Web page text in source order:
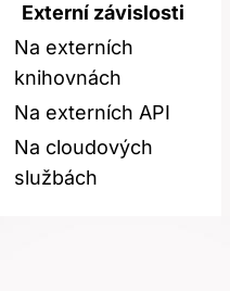
Externí závislosti
Na externích
knihovnách
Na externích API
Na cloudových
službách